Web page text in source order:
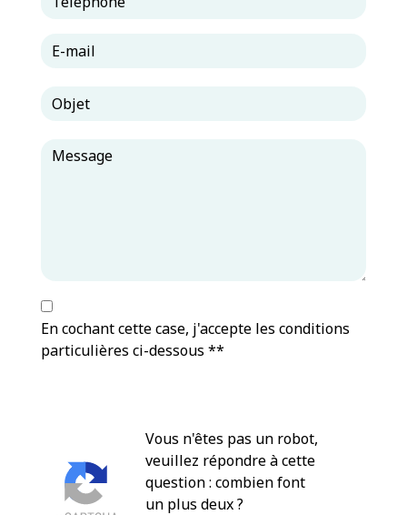
En cochant cette case, j'accepte les conditions
particulières ci-dessous **
Vous n'êtes pas un robot,
veuillez répondre à cette
question : combien font
un plus deux ?